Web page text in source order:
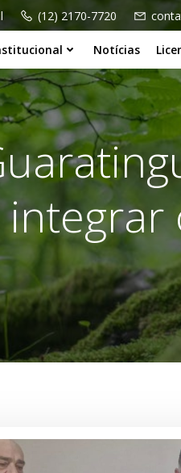
(12) 2170-7720
Notícias
integrar